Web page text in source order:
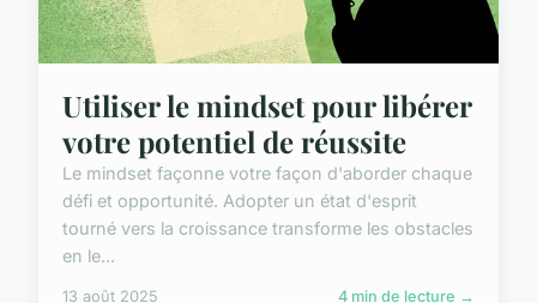
Utiliser le mindset pour libérer
votre potentiel de réussite
Le mindset façonne votre façon d'aborder chaque
défi et opportunité. Adopter un état d'esprit
tourné vers la croissance transforme les obstacles
en le...
13 août 2025 4 min de lecture →